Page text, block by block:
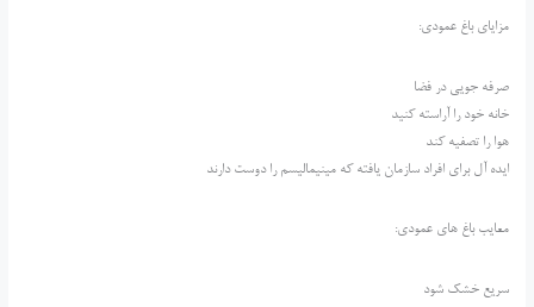
مزایای باغ عمودی:
صرفه جویی در فضا
خانه خود را آراسته کنید
هوا را تصفیه کند
ایده آل برای افراد سازمان یافته که مینیمالیسم را دوست دارند
معایب باغ های عمودی:
سریع خشک شود